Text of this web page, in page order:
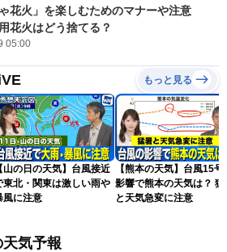
ゃ花火」を楽しむためのマナーや注意
花火はどう捨てる？
05:00
もっと見る
【山の日の天気】台風接近
東北・関東は激しい雨や
風に注意
【熊本の天気】台風15号
影響で熊本の天気は？ 猛
と天気急変に注意
気予報